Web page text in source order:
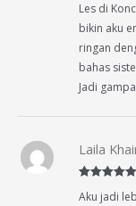
of 5
Les di
bikin aku
ringan
bahas
Jadi
of 5
Laila
Aku jadi